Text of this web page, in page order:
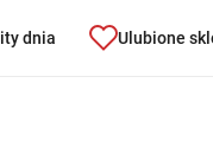
dnia Ulubione